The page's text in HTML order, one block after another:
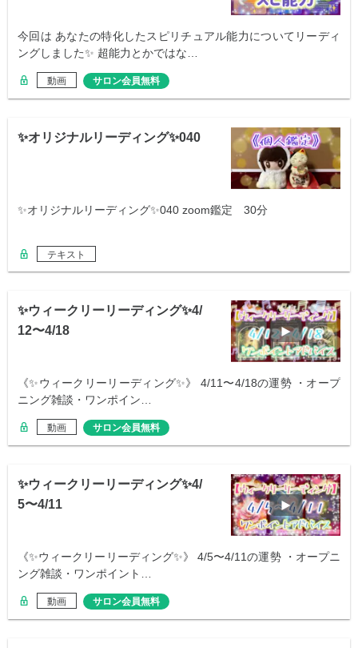
今回は あなたの特化したスピリチュアル能力についてリーディ
ングしました✨ 超能力とかではな…
動画 サロン会員無料
✨オリジナルリーディング✨040
✨オリジナルリーディング✨040 zoom鑑定 30分
テキスト
✨ウィークリーリーディング✨4/
12〜4/18
《✨ウィークリーリーディング✨》 4/11〜4/18の運勢 ・オープ
ニング雑談・ワンポイン…
動画 サロン会員無料
✨ウィークリーリーディング✨4/
5〜4/11
《✨ウィークリーリーディング✨》 4/5〜4/11の運勢 ・オープニ
ング雑談・ワンポイント…
動画 サロン会員無料